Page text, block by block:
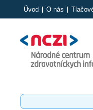
Úvod O nás